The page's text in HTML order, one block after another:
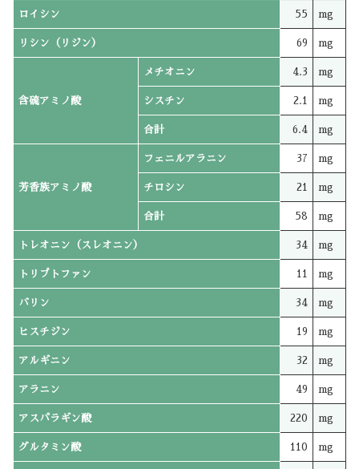
ロイシン 55 mg
リシン（リジン） 69 mg
含硫アミノ酸
メチオニン 4.3 mg
シスチン 2.1 mg
合計 6.4 mg
芳香族アミノ酸
フェニルアラニン 37 mg
チロシン 21 mg
合計 58 mg
トレオニン（スレオニン） 34 mg
トリプトファン 11 mg
バリン 34 mg
ヒスチジン 19 mg
アルギニン 32 mg
アラニン 49 mg
アスパラギン酸 220 mg
グルタミン酸 110 mg